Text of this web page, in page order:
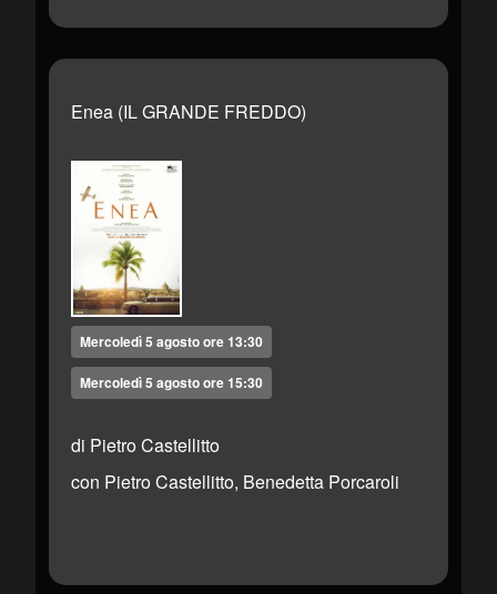
Enea (IL GRANDE FREDDO)
Mercoledì 5 agosto ore 13:30
Mercoledì 5 agosto ore 15:30
di Pietro Castellitto
con Pietro Castellitto, Benedetta Porcaroli